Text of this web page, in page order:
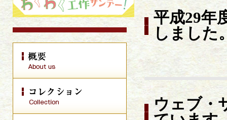
平成29年
しました
ウェブ・